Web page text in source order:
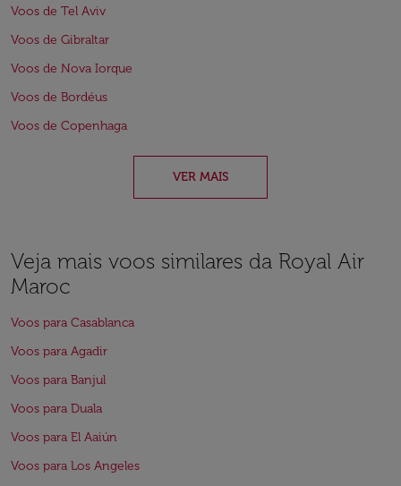
Voos de Tel Aviv
Voos de Gibraltar
Voos de Nova Iorque
Voos de Bordéus
Voos de Copenhaga
VER MAIS
Veja mais voos similares da Royal Air
Maroc
Voos para Casablanca
Voos para Agadir
Voos para Banjul
Voos para Duala
Voos para El Aaiún
Voos para Los Angeles